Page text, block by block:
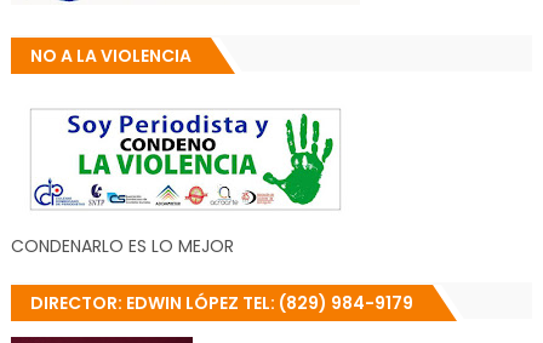
NO A LA VIOLENCIA
CONDENARLO ES LO MEJOR
DIRECTOR: EDWIN LÓPEZ TEL: (829) 984-9179